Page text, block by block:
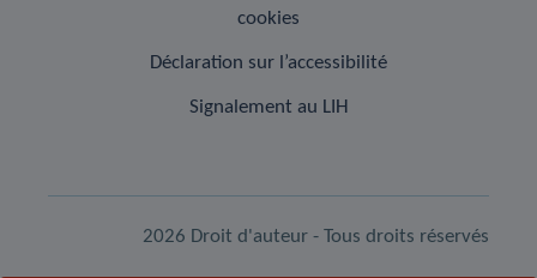
cookies
Déclaration sur l’accessibilité
Signalement au LIH
2026 Droit d'auteur - Tous droits réservés